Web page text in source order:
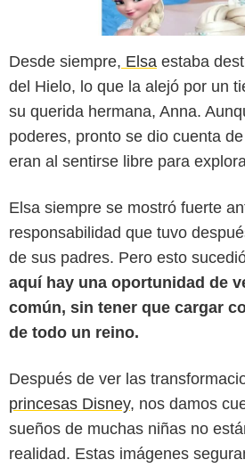
Desde siempre, Elsa estaba
del Hielo, lo que la alejó por un
su querida hermana, Anna.
poderes, pronto se dio cuenta
eran al sentirse libre para
Elsa siempre se mostró fuerte
responsabilidad que tuvo
de sus padres. Pero esto
aquí hay una oportunidad de
común, sin tener que cargar
de todo un reino.
Después de ver las
princesas Disney, nos damos
sueños de muchas niñas no
realidad. Estas imágenes